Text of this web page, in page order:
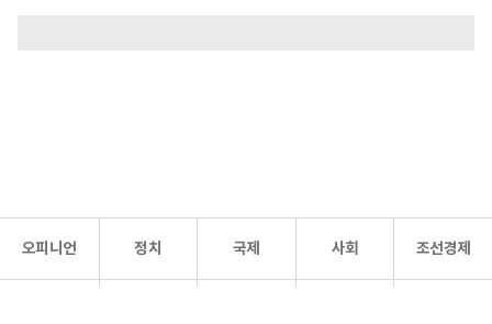
오피니언 정치 국제 사회 조선경제